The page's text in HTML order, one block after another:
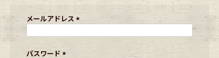
店舗紹介 特集一覧
スタッフコーディネート
メールアドレス
パスワード